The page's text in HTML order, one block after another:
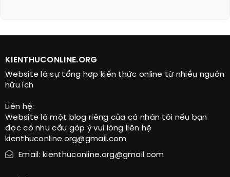
KIENTHUCONLINE.ORG
Website là sự tổng hợp kiến thức online từ nhiều nguồn
hữu ích
Liên hệ:
Website là một blog riêng của cá nhân tôi nếu bạn
đọc có nhu cầu góp ý vui lòng liên hệ
kienthuconline.org@gmail.com
Email: kienthuconline.org@gmail.com